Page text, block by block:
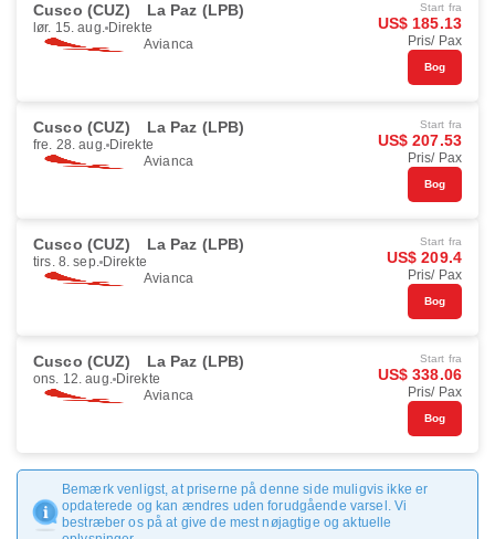
Cusco (CUZ) La Paz (LPB)
lør. 15. aug. Direkte
Avianca
Start fra
US$ 185.13
Pris/ Pax
Bog
Cusco (CUZ) La Paz (LPB)
fre. 28. aug. Direkte
Avianca
Start fra
US$ 207.53
Pris/ Pax
Bog
Cusco (CUZ) La Paz (LPB)
tirs. 8. sep. Direkte
Avianca
Start fra
US$ 209.4
Pris/ Pax
Bog
Cusco (CUZ) La Paz (LPB)
ons. 12. aug. Direkte
Avianca
Start fra
US$ 338.06
Pris/ Pax
Bog
Bemærk venligst, at priserne på denne side muligvis ikke er
opdaterede og kan ændres uden forudgående varsel. Vi
bestræber os på at give de mest nøjagtige og aktuelle